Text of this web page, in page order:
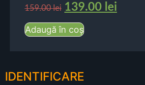
159.00lei 139.00 lei
Adaugă în coș
IDENTIFICARE